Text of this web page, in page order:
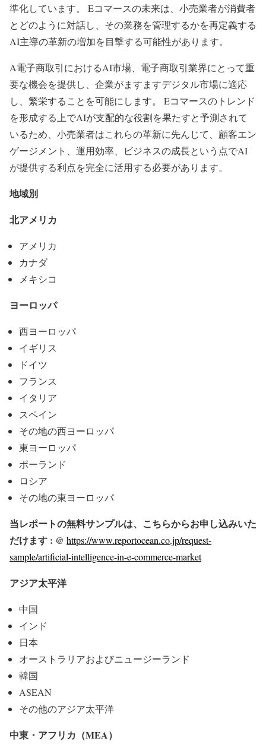
準化しています。 Eコマースの未来は、小売業者が消費者
とどのように対話し、その業務を管理するかを再定義する
AI主導の革新の増加を目撃する可能性があります。
A電子商取引におけるAI市場、電子商取引業界にとって重
要な機会を提供し、企業がますますデジタル市場に適応
し、繁栄することを可能にします。 Eコマースのトレンド
を形成する上でAIが支配的な役割を果たすと予測されて
いるため、小売業者はこれらの革新に先んじて、顧客エン
ゲージメント、運用効率、ビジネスの成長という点でAI
が提供する利点を完全に活用する必要があります。
地域別
北アメリカ
アメリカ
カナダ
メキシコ
ヨーロッパ
西ヨーロッパ
イギリス
ドイツ
フランス
イタリア
スペイン
その地の西ヨーロッパ
東ヨーロッパ
ポーランド
ロシア
その地の東ヨーロッパ
当レポートの無料サンプルは、こちらからお申し込みいた
だけます : @ https://www.reportocean.co.jp/request-
sample/artificial-intelligence-in-e-commerce-market
アジア太平洋
中国
インド
日本
オーストラリアおよびニュージーランド
韓国
ASEAN
その他のアジア太平洋
中東・アフリカ（MEA）